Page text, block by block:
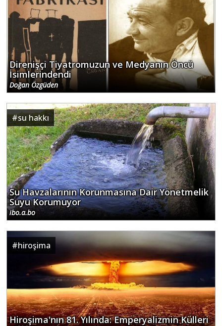
Direnişçi Tiyatromuzun ve Medyanın Öncü
İsimlerindendi
Doğan Özgüden
#su hakkı
Su Havzalarının Korunmasına Dair Yönetmelik
Suyu Korumuyor
ibo.a.bo
#hiroşima
Hiroşima'nın 81. Yılında: Emperyalizmin Külleri